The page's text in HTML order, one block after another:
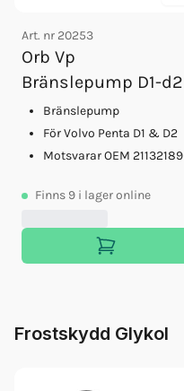
Art. nr 20253
Orb Vp
Bränslepump D1-d2
Bränslepump
För Volvo Penta D1 & D2
Motsvarar OEM 21132189
Finns 9 i lager online
Frostskydd Glykol